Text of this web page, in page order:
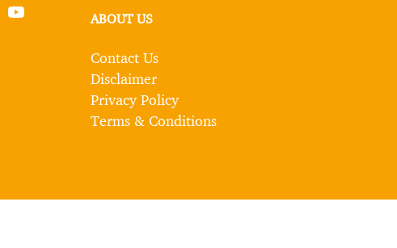
ABOUT US
Contact Us
Disclaimer
Privacy Policy
Terms & Conditions